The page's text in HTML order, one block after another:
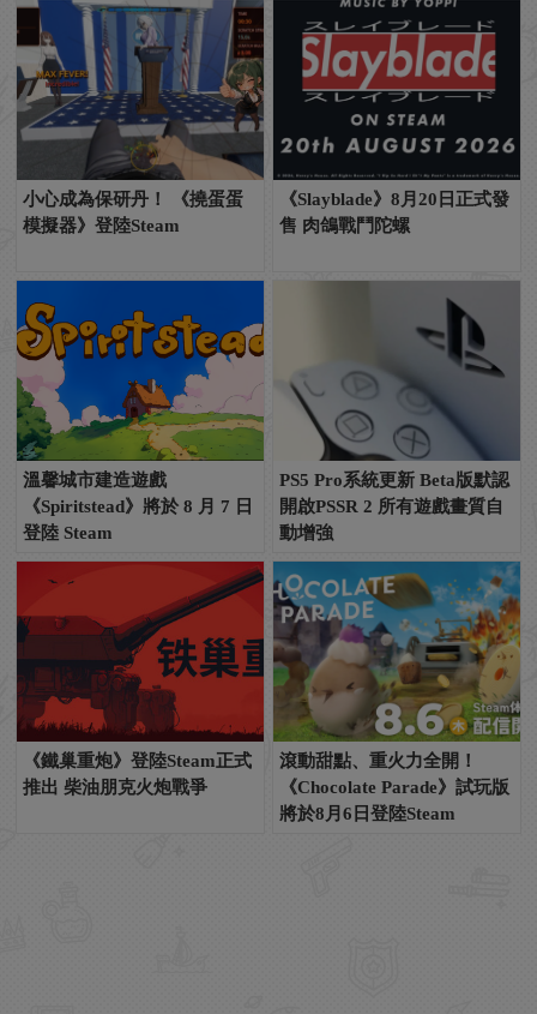
小心成為保研丹！ 《撓蛋蛋
模擬器》登陸Steam
《Slayblade》8月20日正式發
售 肉鴿戰鬥陀螺
溫馨城市建造遊戲
《Spiritstead》將於 8 月 7 日
登陸 Steam
PS5 Pro系統更新 Beta版默認
開啟PSSR 2 所有遊戲畫質自
動增強
《鐵巢重炮》登陸Steam正式
推出 柴油朋克火炮戰爭
滾動甜點、重火力全開！
《Chocolate Parade》試玩版
將於8月6日登陸Steam